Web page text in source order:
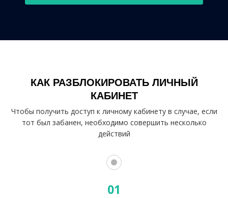
КАК РАЗБЛОКИРОВАТЬ ЛИЧНЫЙ
КАБИНЕТ
Чтобы получить доступ к личному кабинету в случае, если
тот был забанен, необходимо совершить несколько
действий
01